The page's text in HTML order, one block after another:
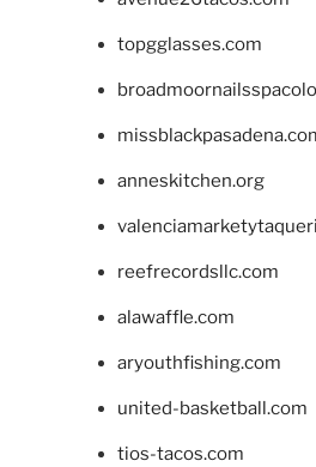
topgglasses.com
anneskitchen.org
reefrecordsllc.com
alawaffle.com
aryouthfishing.com
united-basketball.com
tios-tacos.com